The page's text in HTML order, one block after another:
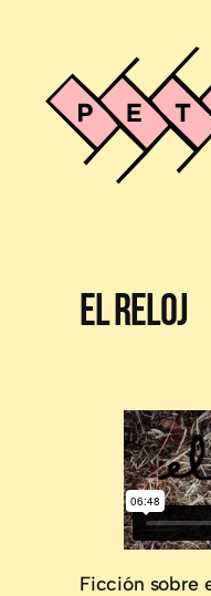
El Reloj
Ficción sobre